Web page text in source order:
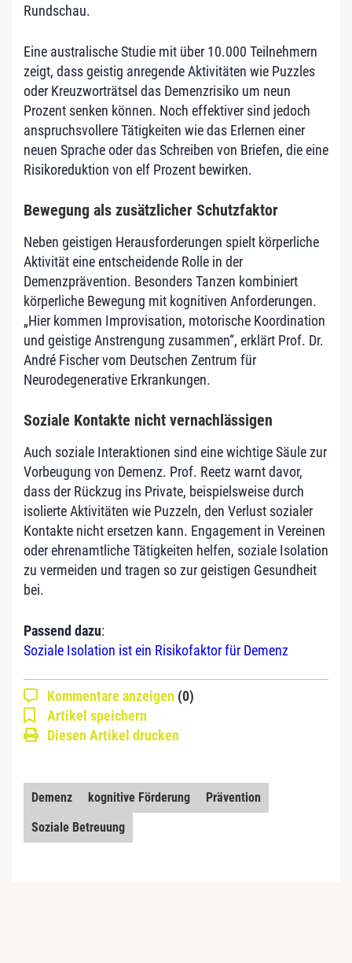
Rundschau.
Eine australische Studie mit über 10.000 Teilnehmern
zeigt, dass geistig anregende Aktivitäten wie Puzzles
oder Kreuzworträtsel das Demenzrisiko um neun
Prozent senken können. Noch effektiver sind jedoch
anspruchsvollere Tätigkeiten wie das Erlernen einer
neuen Sprache oder das Schreiben von Briefen, die eine
Risikoreduktion von elf Prozent bewirken.
Bewegung als zusätzlicher Schutzfaktor
Neben geistigen Herausforderungen spielt körperliche
Aktivität eine entscheidende Rolle in der
Demenzprävention. Besonders Tanzen kombiniert
körperliche Bewegung mit kognitiven Anforderungen.
„Hier kommen Improvisation, motorische Koordination
und geistige Anstrengung zusammen“, erklärt Prof. Dr.
André Fischer vom Deutschen Zentrum für
Neurodegenerative Erkrankungen.
Soziale Kontakte nicht vernachlässigen
Auch soziale Interaktionen sind eine wichtige Säule zur
Vorbeugung von Demenz. Prof. Reetz warnt davor,
dass der Rückzug ins Private, beispielsweise durch
isolierte Aktivitäten wie Puzzeln, den Verlust sozialer
Kontakte nicht ersetzen kann. Engagement in Vereinen
oder ehrenamtliche Tätigkeiten helfen, soziale Isolation
zu vermeiden und tragen so zur geistigen Gesundheit
bei.
Passend dazu:
Soziale Isolation ist ein Risikofaktor für Demenz
Kommentare anzeigen (0)
Artikel speichern
Diesen Artikel drucken
Demenz kognitive Förderung
Prävention
Soziale Betreuung